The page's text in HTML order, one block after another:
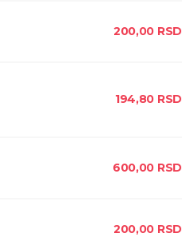
200,00 RSD
194,80 RSD
600,00 RSD
200,00 RSD